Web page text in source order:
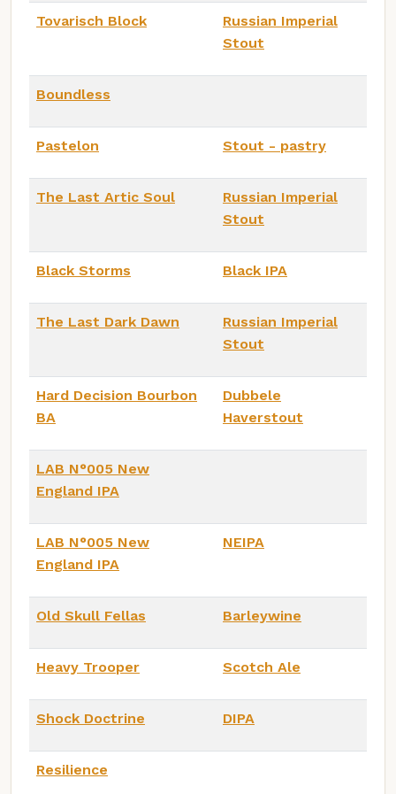
Tovarisch Block
Russian Imperial
Stout
Boundless
Pastelon Stout - pastry
The Last Artic Soul
Russian Imperial
Stout
Black Storms Black IPA
The Last Dark Dawn
Russian Imperial
Stout
Hard Decision Bourbon
BA
Dubbele
Haverstout
LAB N°005 New
England IPA
LAB N°005 New
England IPA
NEIPA
Old Skull Fellas Barleywine
Heavy Trooper Scotch Ale
Shock Doctrine DIPA
Resilience